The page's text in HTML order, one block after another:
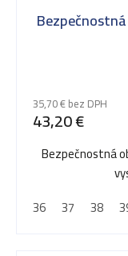
Bezpečnostná
35,70 € bez DPH
43,20 €
Bezpečnostná
36
37 38